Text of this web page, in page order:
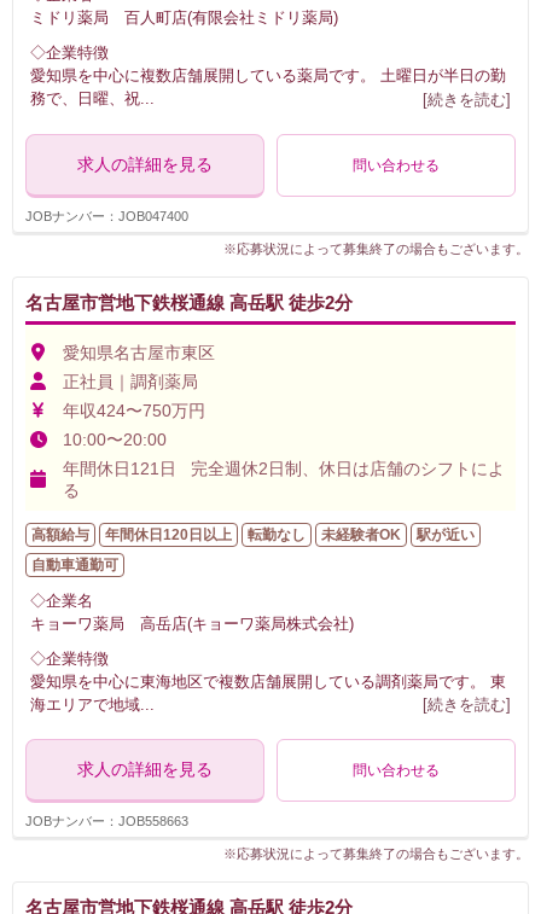
ミドリ薬局 百人町店(有限会社ミドリ薬局)
◇企業特徴
愛知県を中心に複数店舗展開している薬局です。 土曜日が半日の勤
務で、日曜、祝... [続きを読む]
求人の詳細を見る 問い合わせる
JOBナンバー：JOB047400
※応募状況によって募集終了の場合もございます。
名古屋市営地下鉄桜通線 高岳駅 徒歩2分
愛知県名古屋市東区
正社員｜調剤薬局
年収424〜750万円
10:00〜20:00
年間休日121日 完全週休2日制、休日は店舗のシフトによ
る
高額給与 年間休日120日以上 転勤なし 未経験者OK
駅が近い
自動車通勤可
◇企業名
キョーワ薬局 高岳店(キョーワ薬局株式会社)
◇企業特徴
愛知県を中心に東海地区で複数店舗展開している調剤薬局です。 東
海エリアで地域
[続きを読む]
求人の詳細を見る 問い合わせる
JOBナンバー：JOB558663
※応募状況によって募集終了の場合もございます。
名古屋市営地下鉄桜通線 高岳駅 徒歩2分